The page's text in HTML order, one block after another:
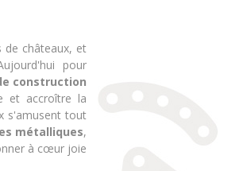
de châteaux, et
pour
construction
et accroître la
s'amusent tout
métalliques,
à cœur joie